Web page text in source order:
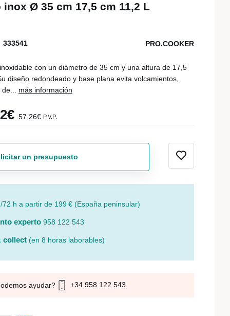
Ø 35 cm 17,5 cm 11,2 L
333541 PRO.COOKER
con un diámetro de 35 cm y una altura de 17,5
diseño redondeado y base plana evita volcamientos,
más información
57,26€ P.V.P.
un presupuesto
72 h a partir de 199 € (España peninsular)
experto 958 122 543
collect (en 8 horas laborables)
ayudar? +34 958 122 543